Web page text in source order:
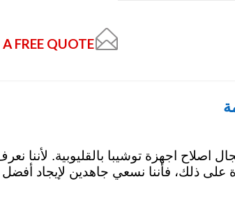

FREE QUOTE »
القليوبية علي الخط الساخن 19089 بصفتنا خبراء في مجال اصلاح اجهزة
على ذلك، فأننا نسعي جاهدين لإيجاد